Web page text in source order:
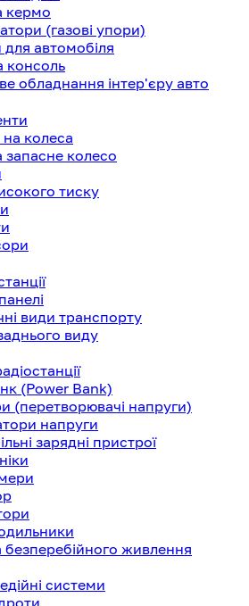
кермо
(газові упори)
автомобіля
консоль
обладнання інтер'єру авто
колеса
запасне колесо
тиску
види транспорту
виду
(Power Bank)
(перетворювачі напруги)
напруги
зарядні пристрої
живлення
системи